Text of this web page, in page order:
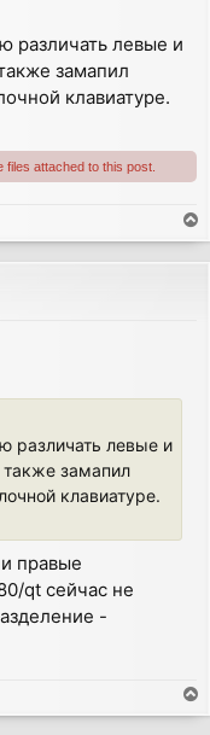
различать левые и
замапил
клавиатуре.
attached to this post.
o
p
различать левые и
замапил
клавиатуре.
правые
qt сейчас не
-
o